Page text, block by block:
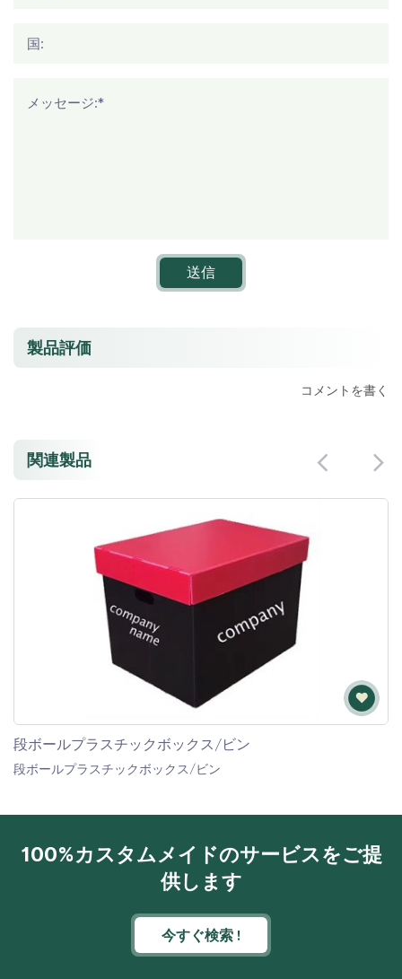
国:
メッセージ:*
送信
製品評価
コメントを書く
関連製品
段ボールプラスチックボックス/ビン
段ボールプラスチックボックス/ビン
100%カスタムメイドのサービスをご提
供します
今すぐ検索 !